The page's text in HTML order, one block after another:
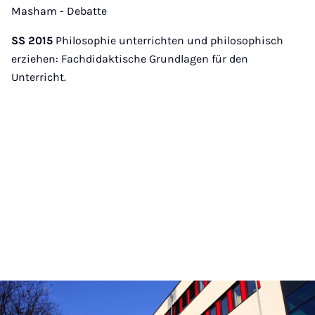
Masham - Debatte
SS 2015 Philosophie unterrichten und philosophisch
erziehen: Fachdidaktische Grundlagen für den
Unterricht.